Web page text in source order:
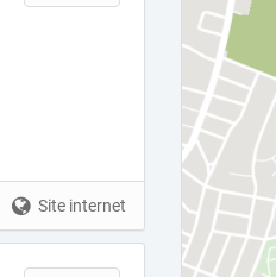
Site internet